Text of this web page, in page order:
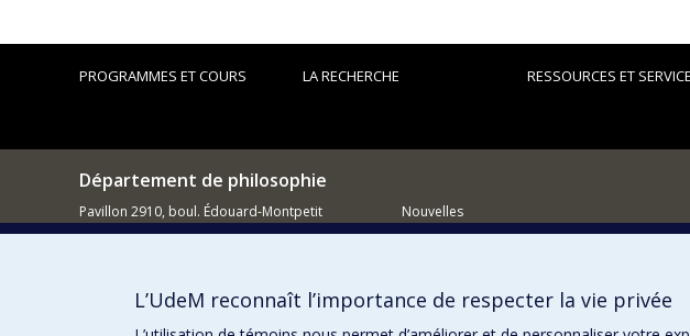
PROGRAMMES ET COURS LA RECHERCHE RESSOURCES ET
Département de philosophie
Pavillon 2910, boul. Édouard-Montpetit
Nouvelles
L’UdeM reconnaît l’importance de respecter la vie privée